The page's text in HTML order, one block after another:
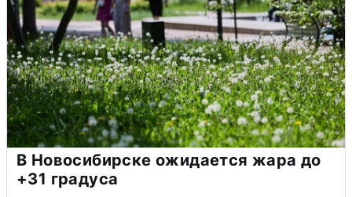
В Новосибирске ожидается жара до
+31 градуса